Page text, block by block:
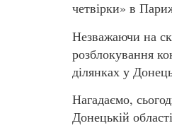
четвірки» в
Незважаючи на
розблокування
ділянках у
Нагадаємо,
Донецькій